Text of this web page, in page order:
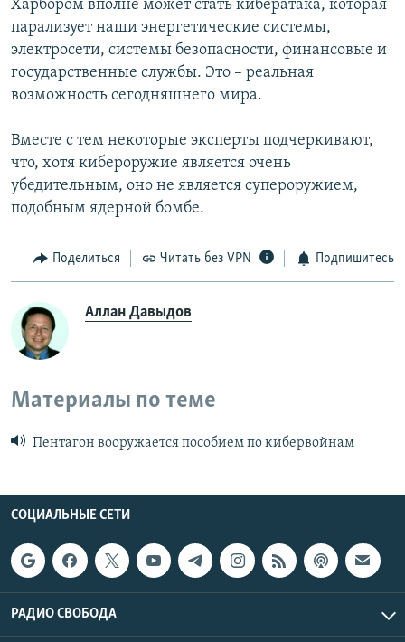
Харбором вполне может стать кибератака, которая
парализует наши энергетические системы,
электросети, системы безопасности, финансовые и
государственные службы. Это – реальная
возможность сегодняшнего мира.
Вместе с тем некоторые эксперты подчеркивают,
что, хотя кибероружие является очень
убедительным, оно не является супероружием,
подобным ядерной бомбе.
Поделиться Читать без VPN Подпишитесь
Аллан Давыдов
Материалы по теме
Пентагон вооружается пособием по кибервойнам
СОЦИАЛЬНЫЕ СЕТИ
РАДИО СВОБОДА